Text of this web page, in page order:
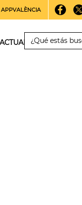
APPVALÈNCIA
ACTUALIDAD